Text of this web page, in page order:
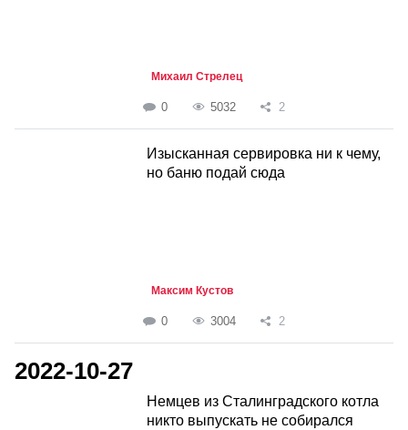
Михаил Стрелец
0 5032 2
Изысканная сервировка ни к чему,
но баню подай сюда
Максим Кустов
0 3004 2
2022-10-27
Немцев из Сталинградского котла
никто выпускать не собирался